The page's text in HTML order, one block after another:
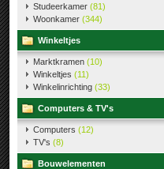
Studeerkamer (81)
Woonkamer (344)
Winkeltjes
Marktkramen (10)
Winkeltjes (11)
Winkelinrichting (33)
Computers & TV's
Computers (12)
TV's (8)
Bouwelementen